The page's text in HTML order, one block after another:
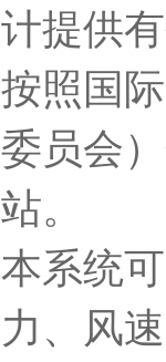
计提供
按照国
委员会
站。
本系统
力、风